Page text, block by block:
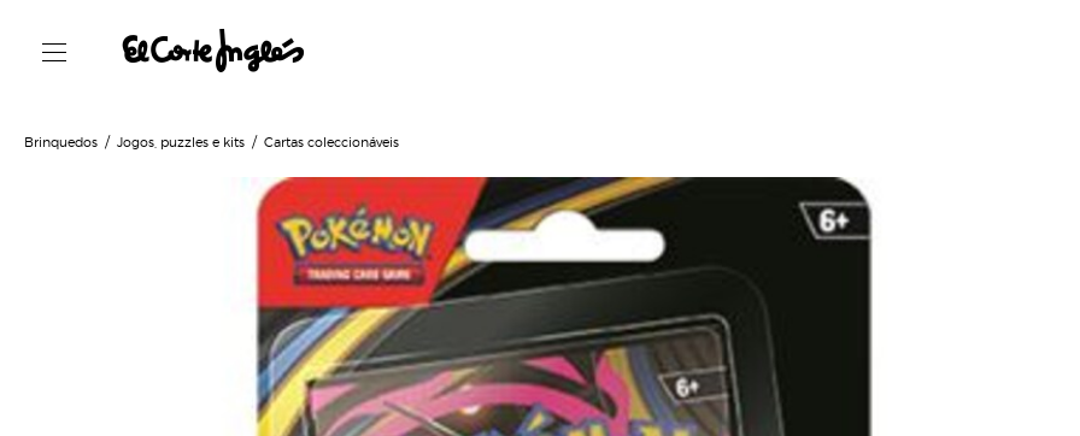
Brinquedos Jogos, puzzles e kits Cartas coleccionáveis